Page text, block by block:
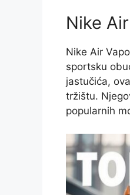
Nike
Nike Air
sportsku
jastučića,
tržištu.
popularnih